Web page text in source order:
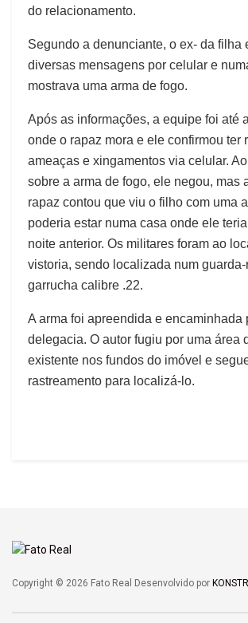
do relacionamento.
Segundo a denunciante, o ex- da filha
diversas mensagens por celular e
mostrava uma arma de fogo.
Após as informações, a equipe foi até
onde o rapaz mora e ele confirmou ter
ameaças e xingamentos via celular.
sobre a arma de fogo, ele negou, mas
rapaz contou que viu o filho com uma
poderia estar numa casa onde ele
noite anterior. Os militares foram ao
vistoria, sendo localizada num
garrucha calibre .22.
A arma foi apreendida e encaminhada
delegacia. O autor fugiu por uma área
existente nos fundos do imóvel e
rastreamento para localizá-lo.
Copyright © 2026 Fato Real Desenvolvido por